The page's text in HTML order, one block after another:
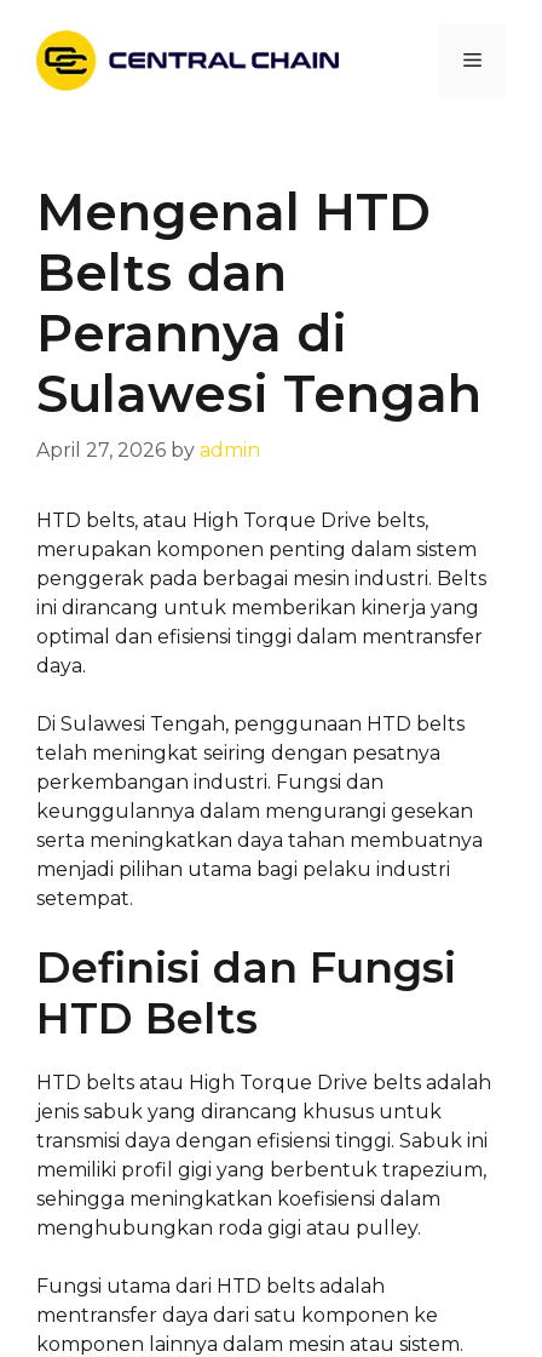
content
Menu
Mengenal HTD
Belts dan
Perannya di
Sulawesi Tengah
April 27, 2026 by admin
HTD belts, atau High Torque Drive belts,
merupakan komponen penting dalam sistem
penggerak pada berbagai mesin industri. Belts
ini dirancang untuk memberikan kinerja yang
optimal dan efisiensi tinggi dalam mentransfer
daya.
Di Sulawesi Tengah, penggunaan HTD belts
telah meningkat seiring dengan pesatnya
perkembangan industri. Fungsi dan
keunggulannya dalam mengurangi gesekan
serta meningkatkan daya tahan membuatnya
menjadi pilihan utama bagi pelaku industri
setempat.
Definisi dan Fungsi
HTD Belts
HTD belts atau High Torque Drive belts adalah
jenis sabuk yang dirancang khusus untuk
transmisi daya dengan efisiensi tinggi. Sabuk ini
memiliki profil gigi yang berbentuk trapezium,
sehingga meningkatkan koefisiensi dalam
menghubungkan roda gigi atau pulley.
Fungsi utama dari HTD belts adalah
mentransfer daya dari satu komponen ke
komponen lainnya dalam mesin atau sistem.